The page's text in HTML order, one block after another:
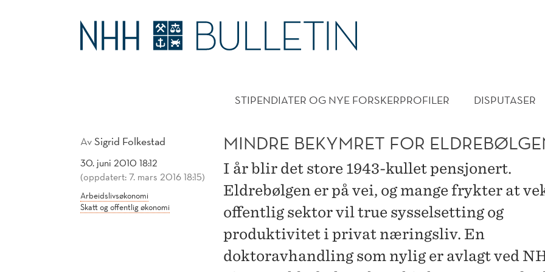
MINDRE
BEKYMRET
STIPENDIATER OG NYE FORSKERPROFILER DISPUTASER
AvSigrid Folkestad
30. juni 2010 18:12
(oppdatert: 7. mars 2016 18:15)
Arbeidslivsøkonomi
Skatt og offentlig økonomi
MINDRE BEKYMRET FOR
I år blir det store 1943-kullet pensjonert.
Eldrebølgen er på vei, og mange frykter at
offentlig sektor vil true sysselsetting og
produktivitet i privat næringsliv. En
doktoravhandling som nylig er avlagt ved